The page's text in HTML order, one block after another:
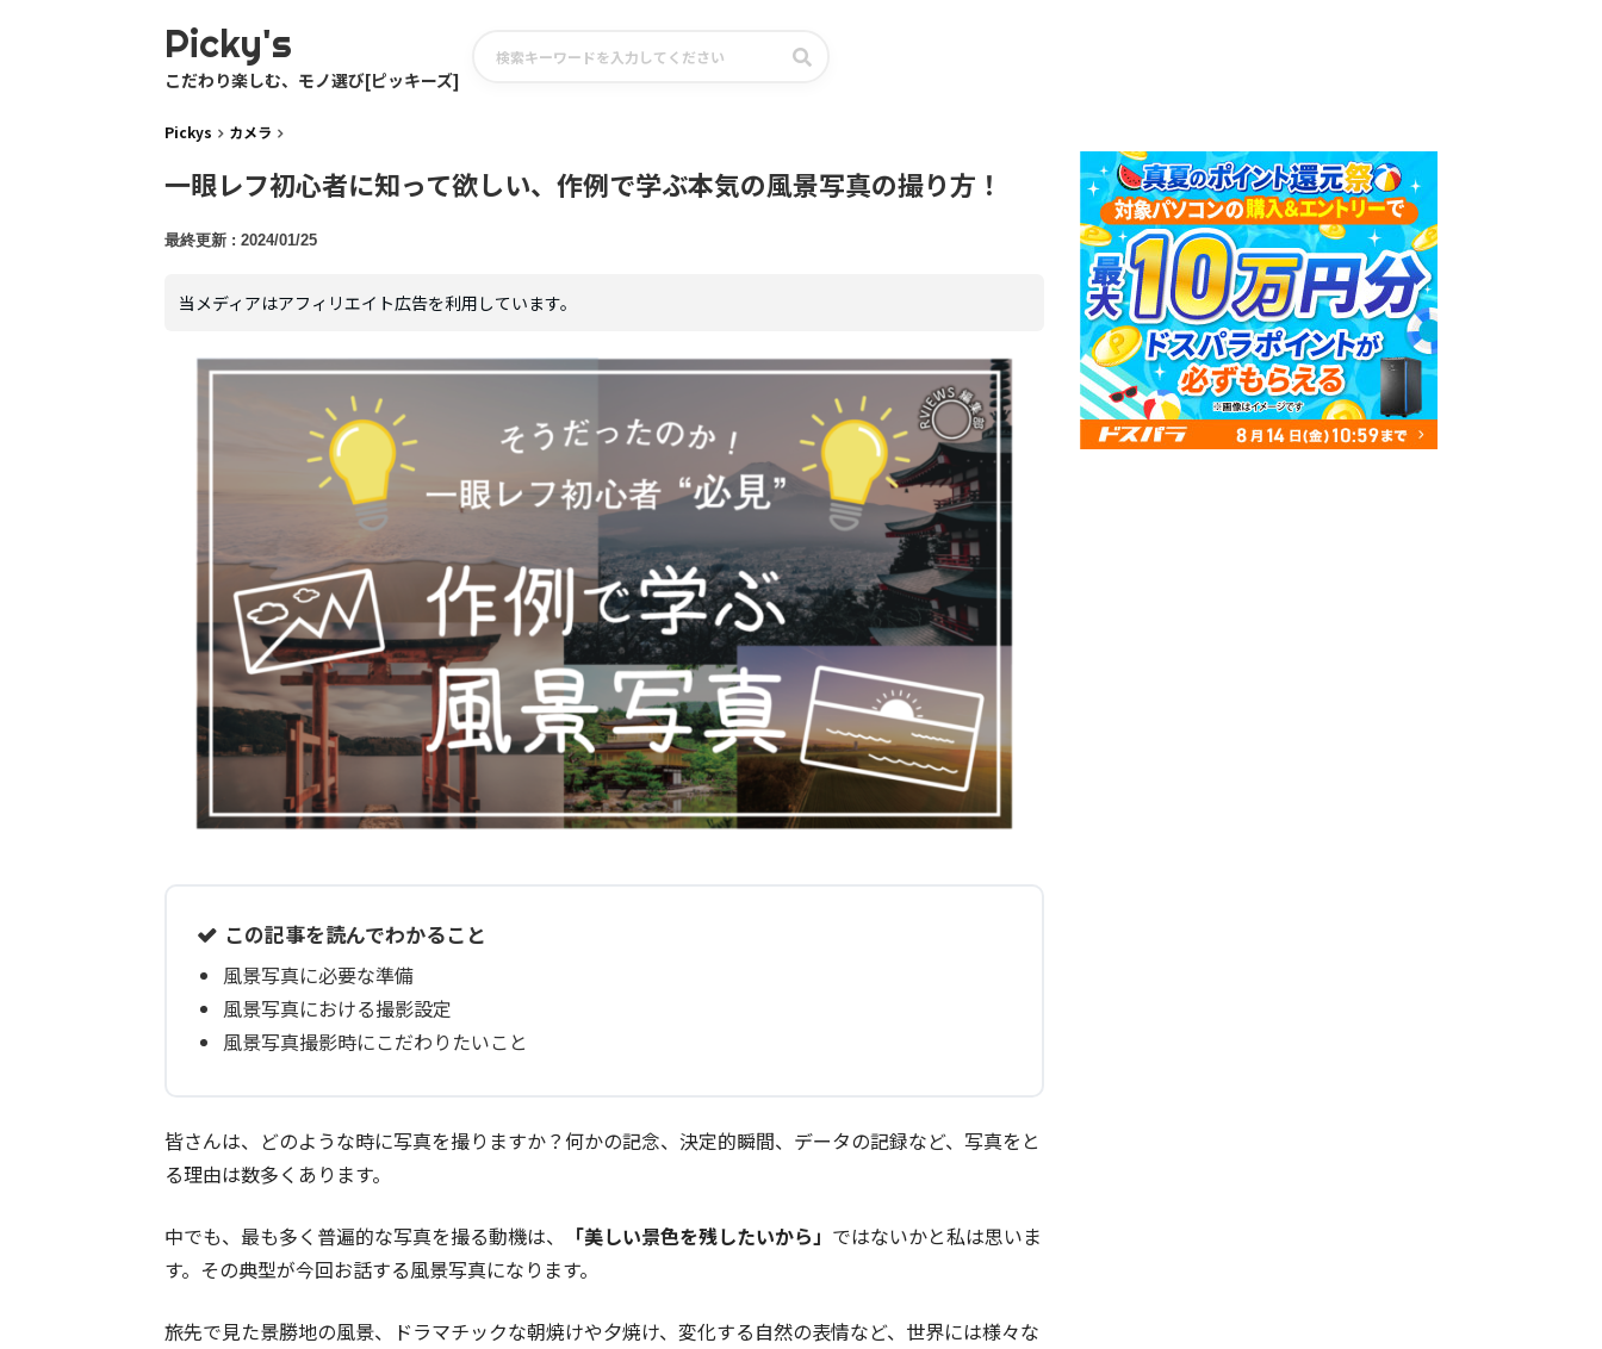
Picky's
こだわり楽しむ、モノ選び[ピッキーズ]
Pickys カメラ
一眼レフ初心者に知って欲しい、作例で学ぶ本気の風景写真の撮り方！
2024/01/25
当メディアはアフィリエイト広告を利用しています。
この記事を読んでわかること
風景写真に必要な準備
風景写真における撮影設定
風景写真撮影時にこだわりたいこと
皆さんは、どのような時に写真を撮りますか？何かの記念、決定的瞬間、データの記録など、写真をと
る理由は数多くあります。
中でも、最も多く普遍的な写真を撮る動機は、 「美しい景色を残したいから」 ではないかと私は思いま
す。その典型が今回お話する風景写真になります。
旅先で見た景勝地の風景、ドラマチックな朝焼けや夕焼け、変化する自然の表情など、世界には様々な